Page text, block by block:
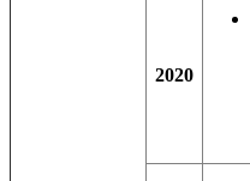
2020